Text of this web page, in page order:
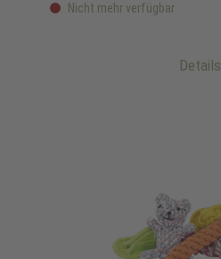
Nicht mehr verfügbar
Details